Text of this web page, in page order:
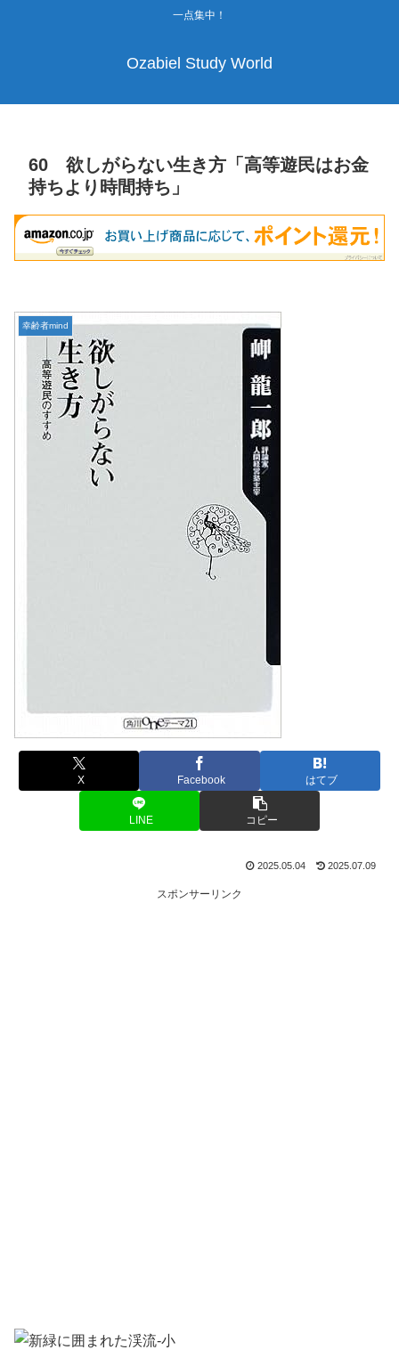
一点集中！
Ozabiel Study World
60 欲しがらない生き方「高等遊民はお金
持ちより時間持ち」
幸齢者mind
X Facebook はてブ
LINE コピー
2025.05.04 2025.07.09
スポンサーリンク